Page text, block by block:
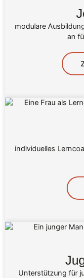
modulare
an
individuelles
Unterstützung für